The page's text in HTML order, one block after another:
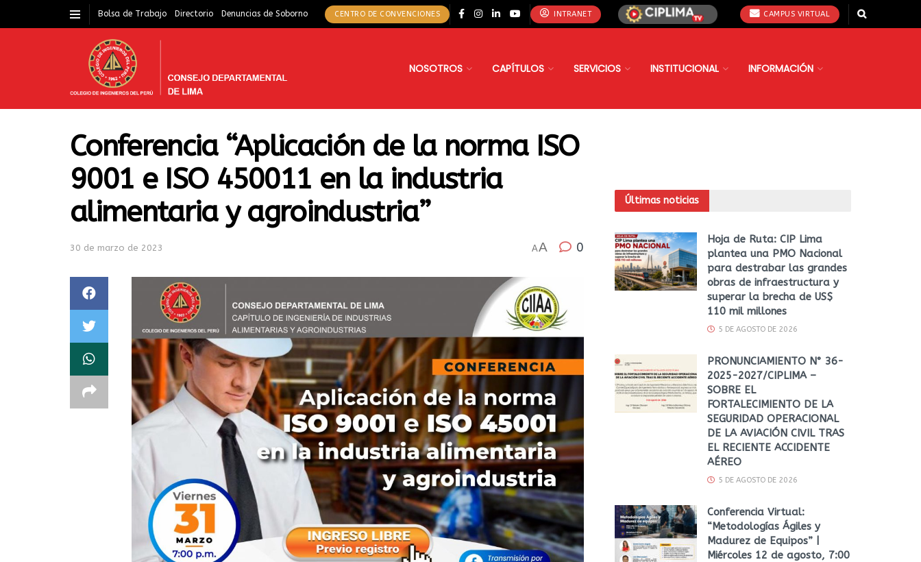
Bolsa de Trabajo Directorio Denuncias de Soborno CENTRO DE CONVENCIONES INTRANET CAMPUS VIRTUAL
NOSOTROS CAPÍTULOS SERVICIOS INSTITUCIONAL INFORMACIÓN
Conferencia “Aplicación de la norma ISO
9001 e ISO 450011 en la industria
alimentaria y agroindustria”
30 de marzo de 2023 AA 0
Últimas noticias
Hoja de Ruta: CIP Lima
plantea una PMO Nacional
para destrabar las grandes
obras de infraestructura y
superar la brecha de US$
110 mil millones
5 DE AGOSTO DE 2026
PRONUNCIAMIENTO N° 36-
2025-2027/CIPLIMA –
SOBRE EL
FORTALECIMIENTO DE LA
SEGURIDAD OPERACIONAL
DE LA AVIACIÓN CIVIL TRAS
EL RECIENTE ACCIDENTE
AÉREO
5 DE AGOSTO DE 2026
Conferencia Virtual:
“Metodologías Ágiles y
Madurez de Equipos” |
Miércoles 12 de agosto, 7:00